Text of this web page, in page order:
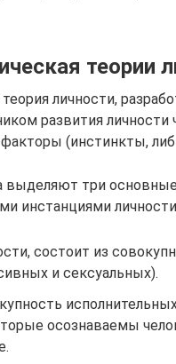
теории
личности,
развития личности
(инстинкты,
выделяют три основные
инстанциями
состоит из
и сексуальных).
осознаваемы